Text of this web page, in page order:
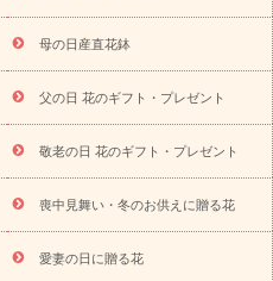
院祝い・快気祝い
祝いフラワー
・お悔やみの花
四十九日法要以
ペットのお供えフラワー
お盆（新
お見舞い
お取り寄せギフト
物 ミディ胡蝶蘭
プリザーブ
アレンジメント 花束
スタ
み 胡蝶蘭 胡蝶蘭・花鉢
母の日産直花鉢
父の日 花のギフト・プレゼント
敬老の日 花のギフト・プレゼント
喪中見舞い・冬のお供えに贈る花
愛妻の日に贈る花